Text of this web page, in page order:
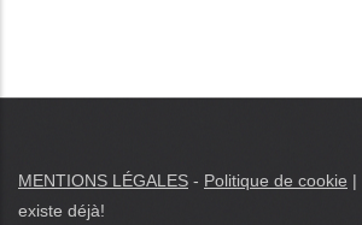
MENTIONS LÉGALES - Politique de cookie |
existe déjà!